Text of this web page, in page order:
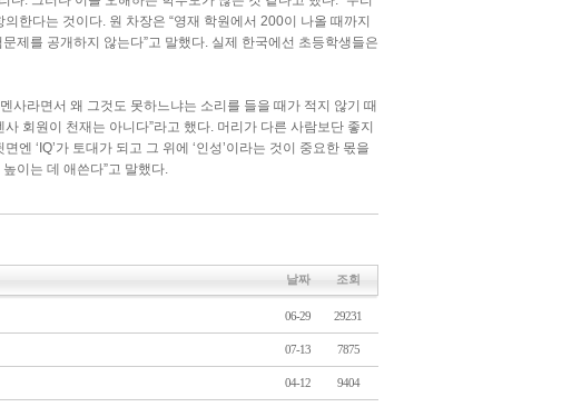
한다는 것이다. 원 차장은 “영재 학원에서 200이 나올 때까지
제를 공개하지 않는다”고 말했다. 실제 한국에선 초등학생들은
사라면서 왜 그것도 못하느냐는 소리를 들을 때가 적지 않기 때
회원이 천재는 아니다”라고 했다. 머리가 다른 사람보단 좋지
‘IQ’가 토대가 되고 그 위에 ‘인성’이라는 것이 중요한 몫을
이는 데 애쓴다”고 말했다.
날짜 조회
06-29 29231
07-13 7875
04-12 9404